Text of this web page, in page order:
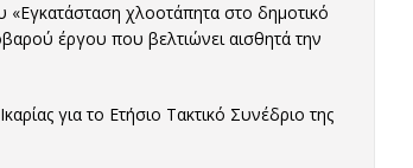
χλοοτάπητα στο δημοτικό
έργου που βελτιώνει αισθητά την
για το Ετήσιο Τακτικό Συνέδριο της